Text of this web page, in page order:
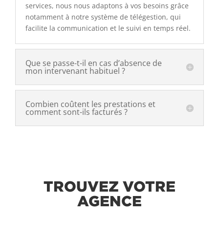
services, nous nous adaptons à vos besoins grâce
notamment à notre système de télégestion, qui
facilite la communication et le suivi en temps réel.
Que se passe-t-il en cas d’absence de
mon intervenant habituel ?
Combien coûtent les prestations et
comment sont-ils facturés ?
TROUVEZ VOTRE
AGENCE